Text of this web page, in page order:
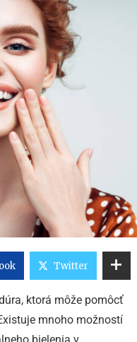
Twitter
ktorá môže pomôcť
mnoho možností